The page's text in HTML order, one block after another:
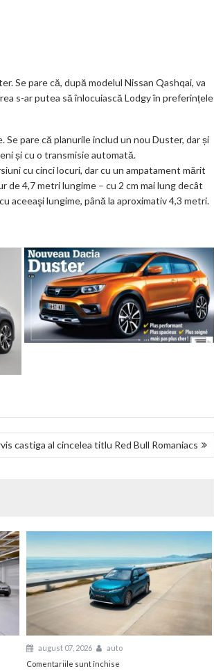
Se pare că, după modelul Nissan Qashqai, va
s-ar putea să înlocuiască Lodgy în preferințele
pare că planurile includ un nou Duster, dar și
și cu o transmisie automată.
cu cinci locuri, dar cu un ampatament mărit
de 4,7 metri lungime – cu 2 cm mai lung decât
aceeaşi lungime, până la aproximativ 4,3 metri.
castiga al cincelea titlu Red Bull Romaniacs
august 07, 2026
auto
Comentariile sunt închise